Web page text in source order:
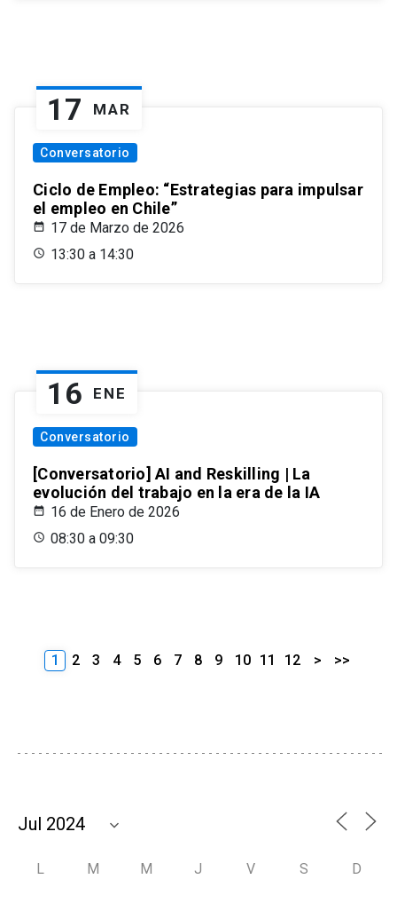
17 MAR
Conversatorio
Ciclo de Empleo: “Estrategias para impulsar
el empleo en Chile”
17 de Marzo de 2026
13:30 a 14:30
16 ENE
Conversatorio
[Conversatorio] AI and Reskilling | La
evolución del trabajo en la era de la IA
16 de Enero de 2026
08:30 a 09:30
1 2 3 4 5 6 7 8 9 10 11 12 > >>
L M M J V S D